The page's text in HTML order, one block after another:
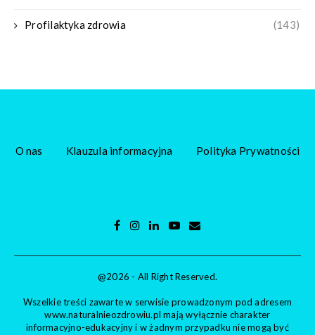
Profilaktyka zdrowia (143)
O nas Klauzula informacyjna Polityka Prywatności
@2026 - All Right Reserved.
Wszelkie treści zawarte w serwisie prowadzonym pod adresem
www.naturalnieozdrowiu.pl mają wyłącznie charakter
informacyjno-edukacyjny i w żadnym przypadku nie mogą być